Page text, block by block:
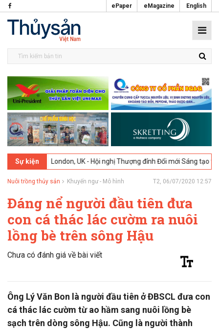
ePaper eMagazine English
Sự kiện
2026 London, UK - Hội nghị Thượng đỉnh Đổi mới Sáng tạo trong
Nuôi trồng thủy sản Khuyến ngư - Mô hình T2, 06/07/2020 12:57
Đáng nể người đầu tiên đưa
con cá thác lác cườm ra nuôi
lồng bè trên sông Hậu
Chưa có đánh giá về bài viết
Ông Lý Văn Bon là người đầu tiên ở ĐBSCL đưa con
cá thác lác cườm từ ao hầm sang nuôi lồng bè
sạch trên dòng sông Hậu. Cũng là người thành